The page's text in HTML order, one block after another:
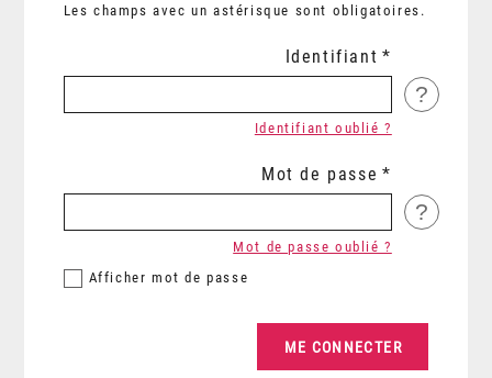
Les champs avec un astérisque sont obligatoires.
Identifiant
?
Identifiant oublié ?
Mot de passe
?
Afficher mot de passe
Mot de passe oublié ?